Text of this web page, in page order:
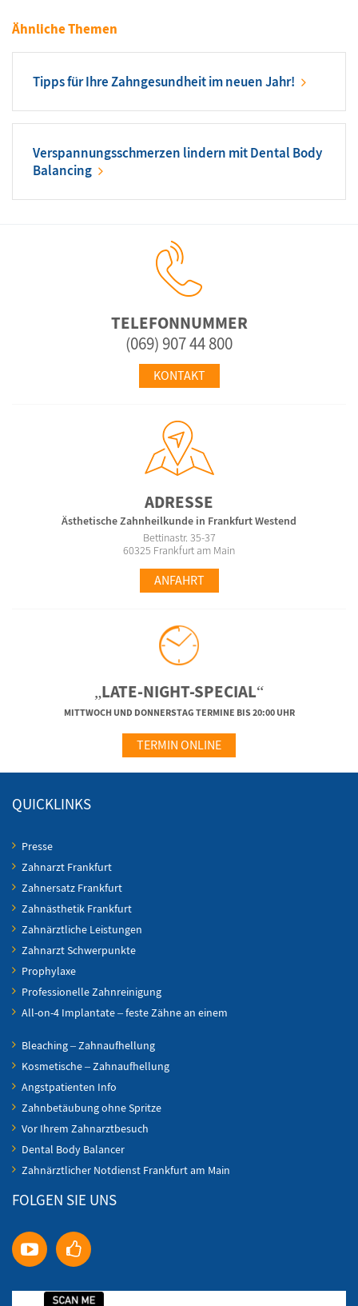
Ähnliche Themen
Tipps für Ihre Zahngesundheit im neuen Jahr!
Verspannungsschmerzen lindern mit Dental Body
Balancing
TELEFONNUMMER
(069) 907 44 800
KONTAKT
ADRESSE
Ästhetische Zahnheilkunde in Frankfurt Westend
Bettinastr. 35-37
60325 Frankfurt am Main
ANFAHRT
„LATE-NIGHT-SPECIAL“
MITTWOCH UND DONNERSTAG TERMINE BIS 20:00 UHR
TERMIN ONLINE
QUICKLINKS
Presse
Zahnarzt Frankfurt
Zahnersatz Frankfurt
Zahnästhetik Frankfurt
Zahnärztliche Leistungen
Zahnarzt Schwerpunkte
Prophylaxe
Professionelle Zahnreinigung
All-on-4 Implantate – feste Zähne an einem
Bleaching – Zahnaufhellung
Kosmetische – Zahnaufhellung
Angstpatienten Info
Zahnbetäubung ohne Spritze
Vor Ihrem Zahnarztbesuch
Dental Body Balancer
Zahnärztlicher Notdienst Frankfurt am Main
FOLGEN SIE UNS